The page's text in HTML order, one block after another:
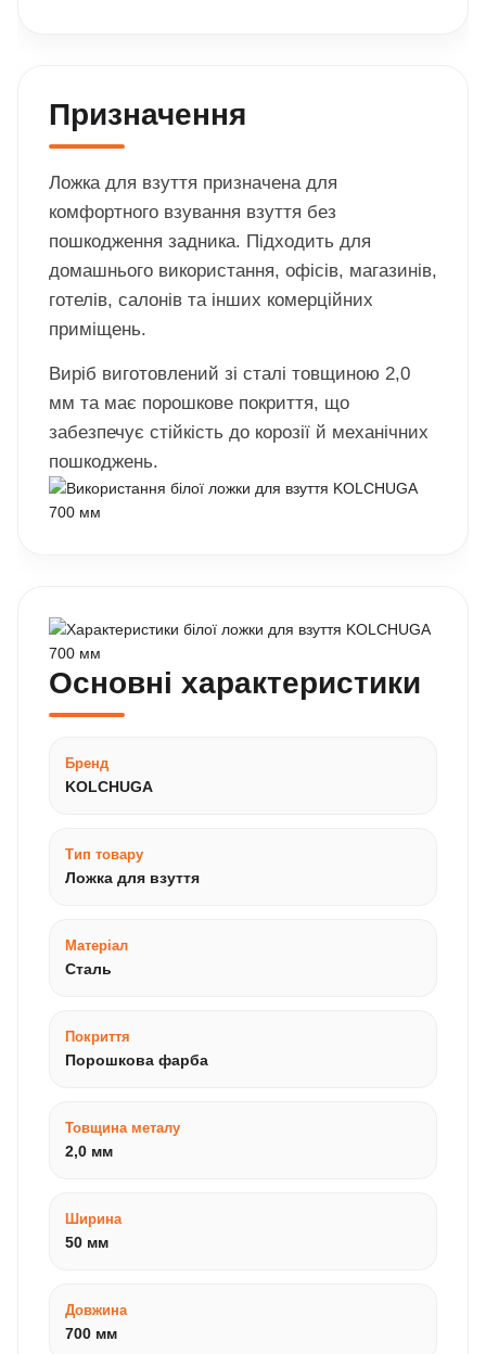
Призначення
Ложка для взуття призначена для
комфортного взування взуття без
пошкодження задника. Підходить для
домашнього використання, офісів, магазинів,
готелів, салонів та інших комерційних
приміщень.
Виріб виготовлений зі сталі товщиною 2,0
мм та має порошкове покриття, що
забезпечує стійкість до корозії й механічних
пошкоджень.
Основні характеристики
Бренд
KOLCHUGA
Тип товару
Ложка для взуття
Матеріал
Сталь
Покриття
Порошкова фарба
Товщина металу
2,0 мм
Ширина
50 мм
Довжина
700 мм